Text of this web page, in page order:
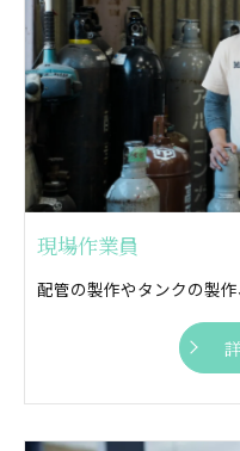
現場作業員